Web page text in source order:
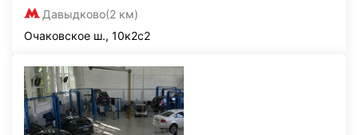
Давыдково(2 км)
Очаковское ш., 10к2с2